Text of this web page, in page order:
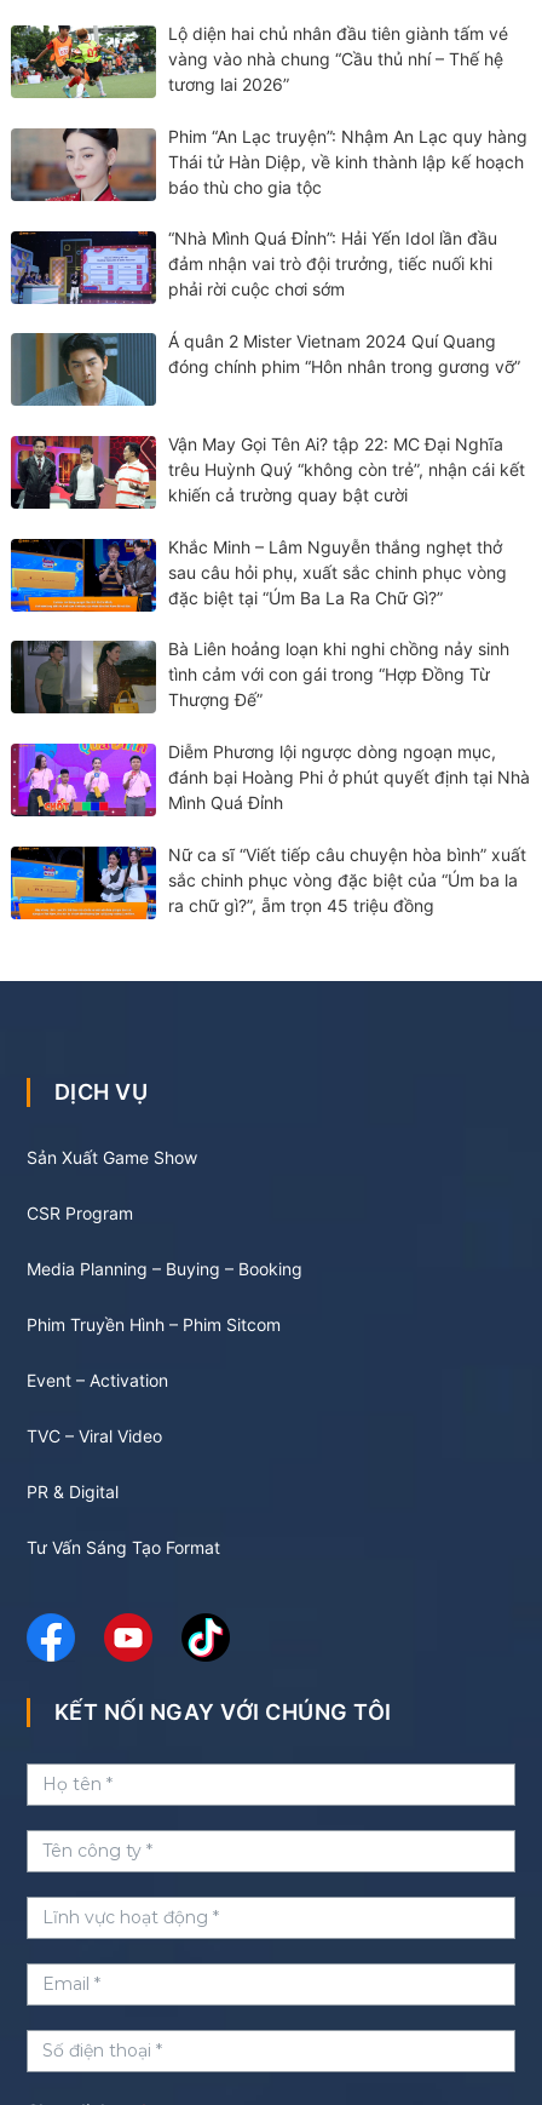
Lộ diện hai chủ nhân đầu tiên giành tấm vé
vàng vào nhà chung “Cầu thủ nhí – Thế hệ
tương lai 2026”
Phim “An Lạc truyện”: Nhậm An Lạc quy hàng
Thái tử Hàn Diệp, về kinh thành lập kế hoạch
báo thù cho gia tộc
“Nhà Mình Quá Đỉnh”: Hải Yến Idol lần đầu
đảm nhận vai trò đội trưởng, tiếc nuối khi
phải rời cuộc chơi sớm
Á quân 2 Mister Vietnam 2024 Quí Quang
đóng chính phim “Hôn nhân trong gương vỡ”
Vận May Gọi Tên Ai? tập 22: MC Đại Nghĩa
trêu Huỳnh Quý “không còn trẻ”, nhận cái kết
khiến cả trường quay bật cười
Khắc Minh – Lâm Nguyễn thắng nghẹt thở
sau câu hỏi phụ, xuất sắc chinh phục vòng
đặc biệt tại “Úm Ba La Ra Chữ Gì?”
Bà Liên hoảng loạn khi nghi chồng nảy sinh
tình cảm với con gái trong “Hợp Đồng Từ
Thượng Đế”
Diễm Phương lội ngược dòng ngoạn mục,
đánh bại Hoàng Phi ở phút quyết định tại Nhà
Mình Quá Đỉnh
Nữ ca sĩ “Viết tiếp câu chuyện hòa bình” xuất
sắc chinh phục vòng đặc biệt của “Úm ba la
ra chữ gì?”, ẵm trọn 45 triệu đồng
DỊCH VỤ
Sản Xuất Game Show
CSR Program
Media Planning – Buying – Booking
Phim Truyền Hình – Phim Sitcom
Event – Activation
TVC – Viral Video
PR & Digital
Tư Vấn Sáng Tạo Format
KẾT NỐI NGAY VỚI CHÚNG TÔI